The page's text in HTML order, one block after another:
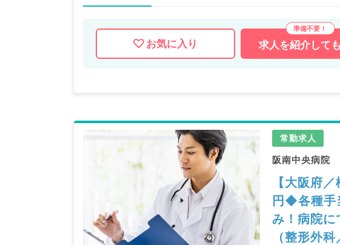
お気に入り 求人を紹介して
常勤求人
阪南中央病院
【大阪府
円◆各種手
み！病院に
（整形外科